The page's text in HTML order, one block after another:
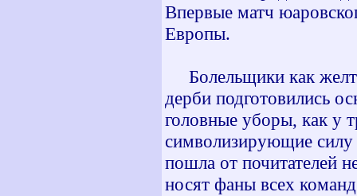
Впервые матч
Европы.
Болельщики как
дерби подготовились
головные уборы, как у
символизирующие силу
пошла от почитателей
носят фаны всех